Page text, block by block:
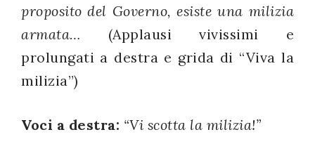
proposito del Governo, esiste una milizia
armata… (Applausi vivissimi e
prolungati a destra e grida di “Viva la
milizia”)
Voci a destra: “Vi scotta la milizia!”